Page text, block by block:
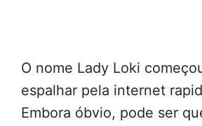
O nome Lady Loki
espalhar pela internet
Embora óbvio, pode ser